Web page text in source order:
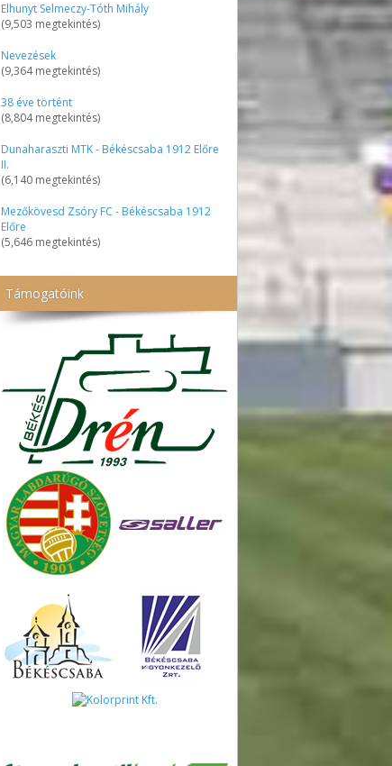
Elhunyt Selmeczy-Tóth Mihály
(9,503 megtekintés)
Nevezések
(9,364 megtekintés)
38 éve történt
(8,804 megtekintés)
Dunaharaszti MTK - Békéscsaba 1912 Előre
II.
(6,140 megtekintés)
Mezőkövesd Zsóry FC - Békéscsaba 1912
Előre
(5,646 megtekintés)
Támogatóink